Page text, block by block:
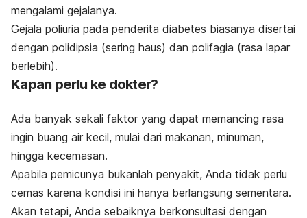
mengalami gejalanya.
Gejala poliuria pada penderita diabetes biasanya disertai
dengan polidipsia (sering haus) dan polifagia (rasa lapar
berlebih).
Kapan perlu ke dokter?
Ada banyak sekali faktor yang dapat memancing rasa
ingin buang air kecil, mulai dari makanan, minuman,
hingga kecemasan.
Apabila pemicunya bukanlah penyakit, Anda tidak perlu
cemas karena kondisi ini hanya berlangsung sementara.
Akan tetapi, Anda sebaiknya berkonsultasi dengan